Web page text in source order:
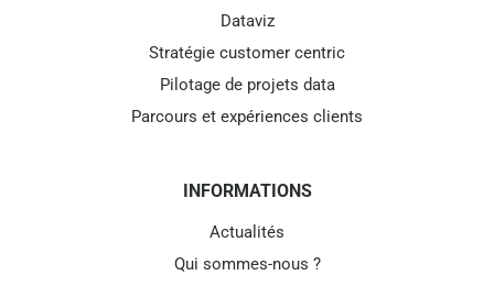
Dataviz
Stratégie customer centric
Pilotage de projets data
Parcours et expériences clients
INFORMATIONS
Actualités
Qui sommes-nous ?